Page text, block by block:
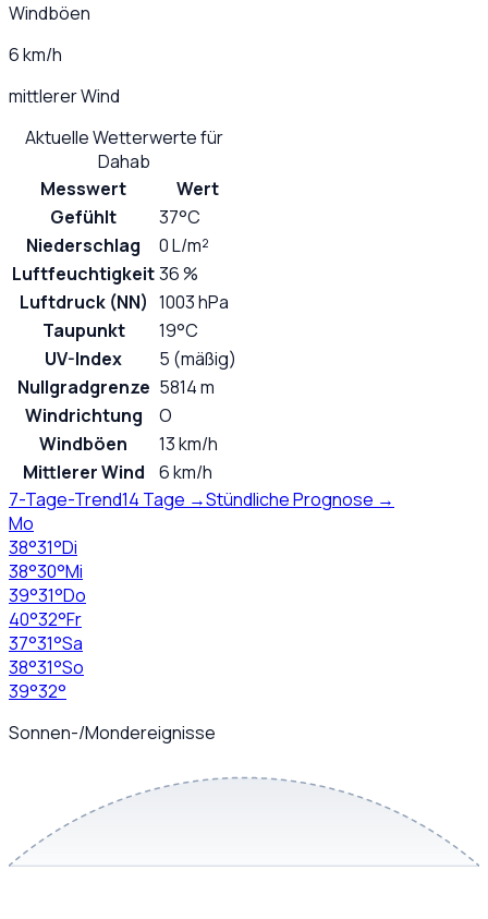
Windböen
6 km/h
mittlerer Wind
Aktuelle Wetterwerte für
Dahab
Messwert
Wert
Gefühlt
37°C
Niederschlag
0 L/m²
Luftfeuchtigkeit36 %
Luftdruck (NN) 1003 hPa
Taupunkt
19°C
UV-Index
5 (mäßig)
Nullgradgrenze 5814 m
Windrichtung
O
Windböen
13 km/h
Mittlerer Wind
6 km/h
7-Tage-Trend14 Tage →Stündliche Prognose →
Mo
38°31°Di
38°30°Mi
39°31°Do
40°32°Fr
37°31°Sa
38°31°So
39°32°
Sonnen-/Mondereignisse